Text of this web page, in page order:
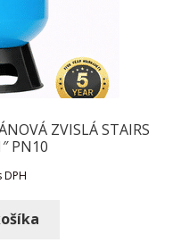
ZVISLÁ STAIRS
PN10
DPH